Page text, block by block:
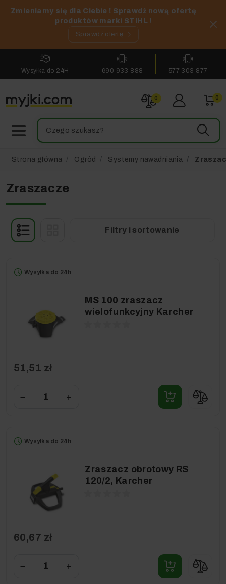
Zmieniamy się dla Ciebie ! Sprawdź nową ofertę
produktów marki STIHL !
Sprawdź ofertę
Wysyłka do 24H 690 933 888 577 303 877
0 0
Strona główna Ogród Systemy nawadniania
Zraszacze
Filtry i sortowanie
Wysyłka do 24h
MS 100 zraszacz
wielofunkcyjny Karcher
51,51 zł
− +
Wysyłka do 24h
Zraszacz obrotowy RS
120/2, Karcher
60,67 zł
− +